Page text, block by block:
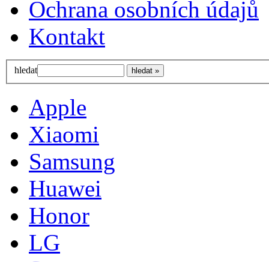
Ochrana osobních údajů
Kontakt
hledat
Apple
Xiaomi
Samsung
Huawei
Honor
LG